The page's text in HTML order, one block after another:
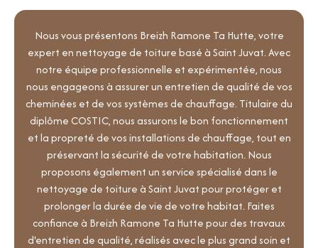
Nous vous présentons Breizh Ramone Ta Hutte, votre
expert en nettoyage de toiture basé à Saint Juvat. Avec
notre équipe professionnelle et expérimentée, nous
nous engageons à assurer un entretien de qualité de vos
cheminées et de vos systèmes de chauffage. Titulaire du
diplôme COSTIC, nous assurons le bon fonctionnement
et la propreté de vos installations de chauffage, tout en
préservant la sécurité de votre habitation. Nous
proposons également un service spécialisé dans le
nettoyage de toiture à Saint Juvat pour protéger et
prolonger la durée de vie de votre habitat. Faites
confiance à Breizh Ramone Ta Hutte pour des travaux
d'entretien de qualité, réalisés avec le plus grand soin et